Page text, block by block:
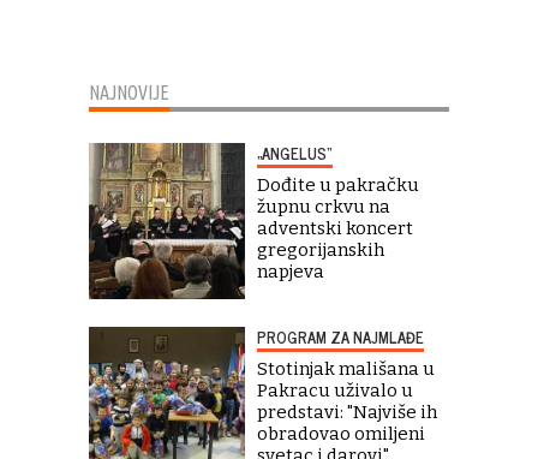
NAJNOVIJE
„ANGELUS“
Dođite u pakračku
župnu crkvu na
adventski koncert
gregorijanskih
napjeva
PROGRAM ZA NAJMLAĐE
Stotinjak mališana u
Pakracu uživalo u
predstavi: "Najviše ih
obradovao omiljeni